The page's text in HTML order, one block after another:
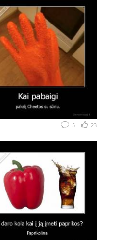
5 23